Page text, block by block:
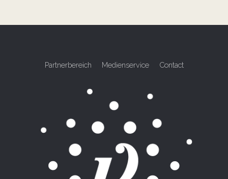
Partnerbereich Medienservice Contact